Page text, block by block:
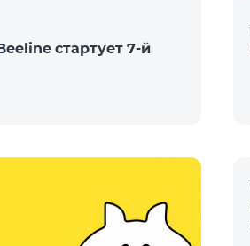
стартует 7-й